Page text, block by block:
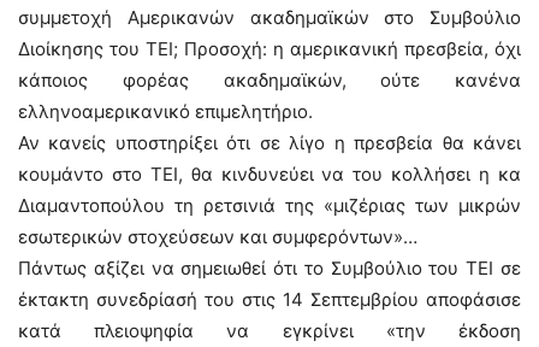
συμμετοχή Αμερικανών ακαδημαϊκών στο Συμβούλιο
Διοίκησης του ΤΕΙ; Προσοχή: η αμερικανική πρεσβεία, όχι
κάποιος φορέας ακαδημαϊκών, ούτε κανένα
ελληνοαμερικανικό επιμελητήριο.
Αν κανείς υποστηρίξει ότι σε λίγο η πρεσβεία θα κάνει
κουμάντο στο ΤΕΙ, θα κινδυνεύει να του κολλήσει η κα
Διαμαντοπούλου τη ρετσινιά της «μιζέριας των μικρών
εσωτερικών στοχεύσεων και συμφερόντων»…
Πάντως αξίζει να σημειωθεί ότι το Συμβούλιο του ΤΕΙ σε
έκτακτη συνεδρίασή του στις 14 Σεπτεμβρίου αποφάσισε
κατά πλειοψηφία να εγκρίνει «την έκδοση